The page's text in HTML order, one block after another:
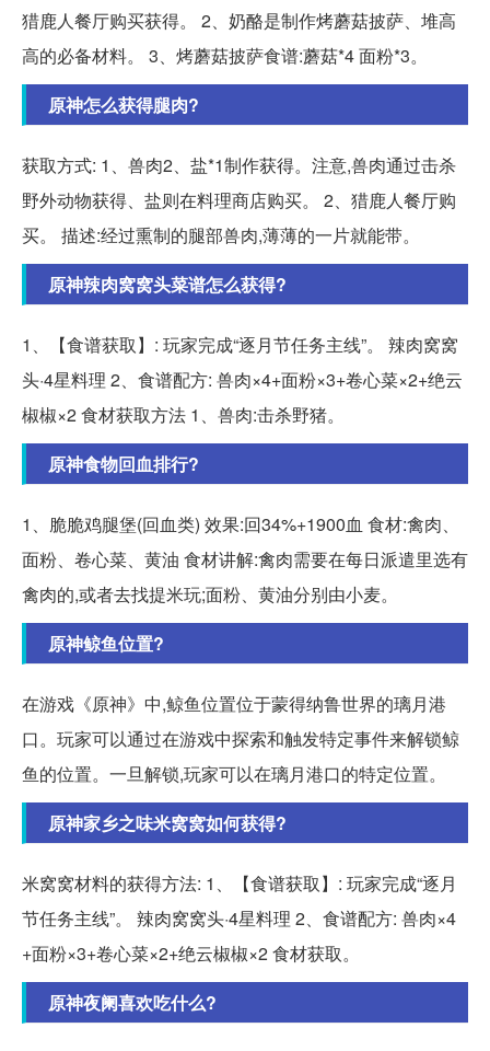
猎鹿人餐厅购买获得。 2、奶酪是制作烤蘑菇披萨、堆高
高的必备材料。 3、烤蘑菇披萨食谱:蘑菇*4 面粉*3。
原神怎么获得腿肉?
获取方式: 1、兽肉2、盐*1制作获得。注意,兽肉通过击杀
野外动物获得、盐则在料理商店购买。 2、猎鹿人餐厅购
买。 描述:经过熏制的腿部兽肉,薄薄的一片就能带。
原神辣肉窝窝头菜谱怎么获得?
1、【食谱获取】: 玩家完成“逐月节任务主线”。 辣肉窝窝
头·4星料理 2、食谱配方: 兽肉×4+面粉×3+卷心菜×2+绝云
椒椒×2 食材获取方法 1、兽肉:击杀野猪。
原神食物回血排行?
1、脆脆鸡腿堡(回血类) 效果:回34%+1900血 食材:禽肉、
面粉、卷心菜、黄油 食材讲解:禽肉需要在每日派遣里选有
禽肉的,或者去找提米玩;面粉、黄油分别由小麦。
原神鲸鱼位置?
在游戏《原神》中,鲸鱼位置位于蒙得纳鲁世界的璃月港
口。玩家可以通过在游戏中探索和触发特定事件来解锁鲸
鱼的位置。一旦解锁,玩家可以在璃月港口的特定位置。
原神家乡之味米窝窝如何获得?
米窝窝材料的获得方法: 1、【食谱获取】: 玩家完成“逐月
节任务主线”。 辣肉窝窝头·4星料理 2、食谱配方: 兽肉×4
+面粉×3+卷心菜×2+绝云椒椒×2 食材获取。
原神夜阑喜欢吃什么?